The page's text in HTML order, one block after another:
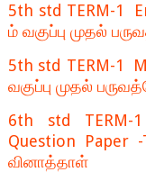
5th std TERM-1
ம் வகுப்பு முதல்
5th std TERM-1
வகுப்பு முதல்
6th std TERM-
Question Paper -
வினாத்தாள்